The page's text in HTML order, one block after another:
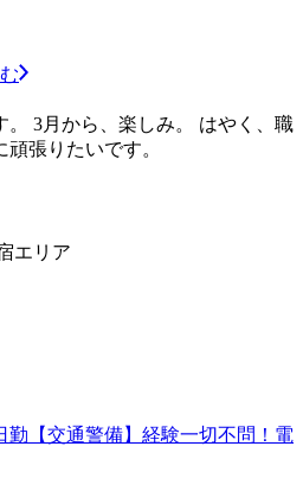
。 3月から、楽しみ。 はやく、職
張りたいです。
エリア
勤【交通警備】経験一切不問！電